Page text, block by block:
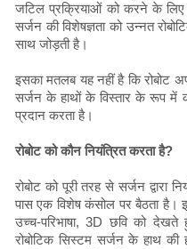
जटिल प्रक्रियाओं को करने के लिए
सर्जन की विशेषज्ञता को उन्नत
साथ जोड़ती है।
इसका मतलब यह नहीं है कि रोबोट
सर्जन के हाथों के विस्तार के रूप में
प्रदान करता है।
रोबोट को कौन नियंत्रित करता है?
रोबोट को पूरी तरह से सर्जन द्वारा
पास एक विशेष कंसोल पर बैठता है।
उच्च-परिभाषा, 3D छवि को
रोबोटिक सिस्टम सर्जन के हाथ